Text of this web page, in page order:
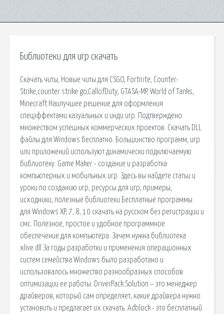
Библиотеки для игр скачать
Скачать читы, Новые читы для CSGO, Fortnite, Counter-
Strike,counter strike go,CallofDuty, GTASA-MP, World of Tanks,
Minecraft Наилучшее решение для оформления
спецэффектами казуальных и инди игр. Подтверждено
множеством успешных коммерческих проектов. Скачать DLL
файлы для Windows бесплатно. Большинство программ, игр
или приложений используют динамически подключаемую
библиотеку. Game Maker - создание и разработка
компьютерных и мобильных игр. Здесь вы найдете статьи и
уроки по созданию игр, ресурсы для игр, примеры,
исходники, полезные библиотеки Бесплатные программы
для Windows XP, 7, 8, 10 скачать на русском без регистрации и
смс. Полезное, простое и удобное программное
обеспечение для компьютера. Зачем нужна библиотека
xlive.dll За годы разработки и применения операционных
систем семейства Windows было разработано и
использовалось множество разнообразных способов
оптимизации ее работы. DriverPack Solution – это менеджер
драйверов, который сам определяет, какие драйвера нужно
установить и предлагает их скачать. Adblock - это бесплатный